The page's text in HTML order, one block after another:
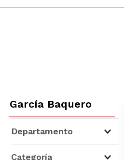
García Baquero
Departamento
Categoría